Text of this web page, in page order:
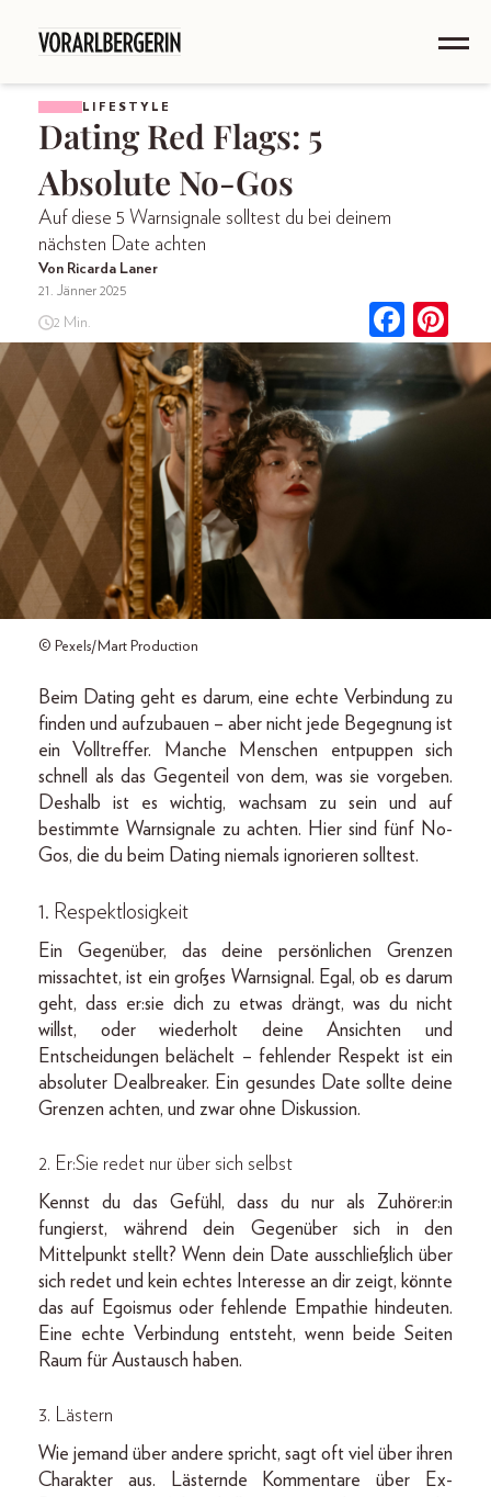
LIFESTYLE
Dating Red Flags: 5
Absolute No-Gos
Auf diese 5 Warnsignale solltest du bei deinem
nächsten Date achten
Von Ricarda Laner
21. Jänner 2025
2 Min.
© Pexels/Mart Production
Beim Dating geht es darum, eine echte Verbindung zu
finden und aufzubauen – aber nicht jede Begegnung ist
ein Volltreffer. Manche Menschen entpuppen sich
schnell als das Gegenteil von dem, was sie vorgeben.
Deshalb ist es wichtig, wachsam zu sein und auf
bestimmte Warnsignale zu achten. Hier sind fünf No-
Gos, die du beim Dating niemals ignorieren solltest.
1. Respektlosigkeit
Ein Gegenüber, das deine persönlichen Grenzen
missachtet, ist ein großes Warnsignal. Egal, ob es darum
geht, dass er:sie dich zu etwas drängt, was du nicht
willst, oder wiederholt deine Ansichten und
Entscheidungen belächelt – fehlender Respekt ist ein
absoluter Dealbreaker. Ein gesundes Date sollte deine
Grenzen achten, und zwar ohne Diskussion.
2. Er:Sie redet nur über sich selbst
Kennst du das Gefühl, dass du nur als Zuhörer:in
fungierst, während dein Gegenüber sich in den
Mittelpunkt stellt? Wenn dein Date ausschließlich über
sich redet und kein echtes Interesse an dir zeigt, könnte
das auf Egoismus oder fehlende Empathie hindeuten.
Eine echte Verbindung entsteht, wenn beide Seiten
Raum für Austausch haben.
3. Lästern
Wie jemand über andere spricht, sagt oft viel über ihren
Charakter aus. Lästernde Kommentare über Ex-